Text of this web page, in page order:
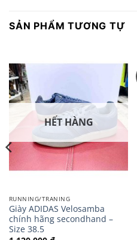
SẢN PHẨM TƯƠNG TỰ
HẾT HÀNG
RUNNING/TRANING
Giày ADIDAS Velosamba
chính hãng secondhand –
Size 38.5